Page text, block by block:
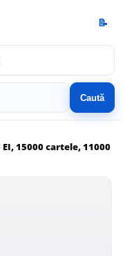
Caută
📝
15000 cartele, 11000